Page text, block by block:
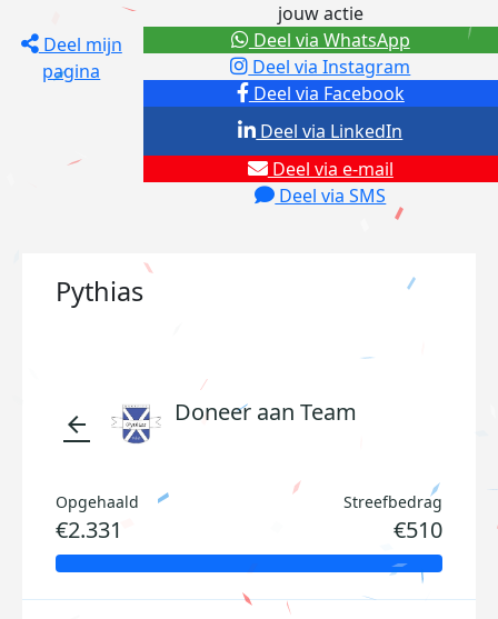
Deel mijn
pagina
jouw actie
Deel via Facebook
Deel via Instagram
Deel via e-mail
Deel via SMS
Deel via LinkedIn
Deel via WhatsApp
Pythias
arrow_back Doneer aan Team
Opgehaald
€2.331
Streefbedrag
€510